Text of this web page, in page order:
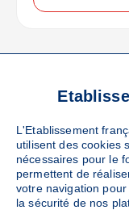
L'Etablissement
utilisent des cookies
nécessaires pour le
permettent de
votre navigation
la sécurité de nos